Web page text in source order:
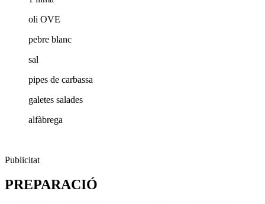
oli OVE
pebre blanc
sal
pipes de carbassa
galetes salades
alfàbrega
Publicitat
PREPARACIÓ